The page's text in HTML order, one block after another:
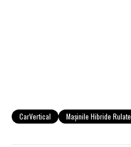
CarVertical Mașinile Hibride Rulate